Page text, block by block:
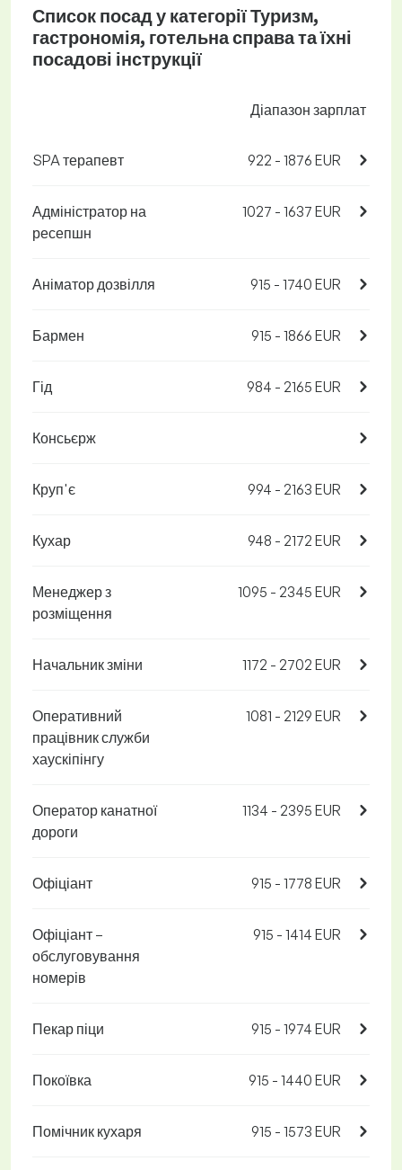
Список посад у категорії Туризм,
гастрономія, готельна справа та їхні
посадові інструкції
Діапазон зарплат
SPA терапевт 922 - 1876 EUR
Адміністратор на
ресепшн
1027 - 1637 EUR
Аніматор дозвілля 915 - 1740 EUR
Бармен 915 - 1866 EUR
Гід 984 - 2165 EUR
Консьєрж
Круп'є 994 - 2163 EUR
Кухар 948 - 2172 EUR
Менеджер з
розміщення
1095 - 2345 EUR
Начальник зміни 1172 - 2702 EUR
Оперативний
працівник служби
хаускіпінгу
1081 - 2129 EUR
Оператор канатної
дороги
1134 - 2395 EUR
Офіціант 915 - 1778 EUR
Офіціант –
обслуговування
номерів
915 - 1414 EUR
Пекар піци 915 - 1974 EUR
Покоївка 915 - 1440 EUR
Помічник кухаря 915 - 1573 EUR